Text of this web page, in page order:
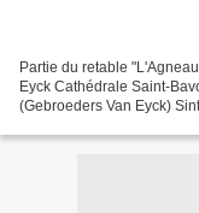
Partie du retable
Eyck Cathédrale Saint-
(Gebroeders Van Eyck)